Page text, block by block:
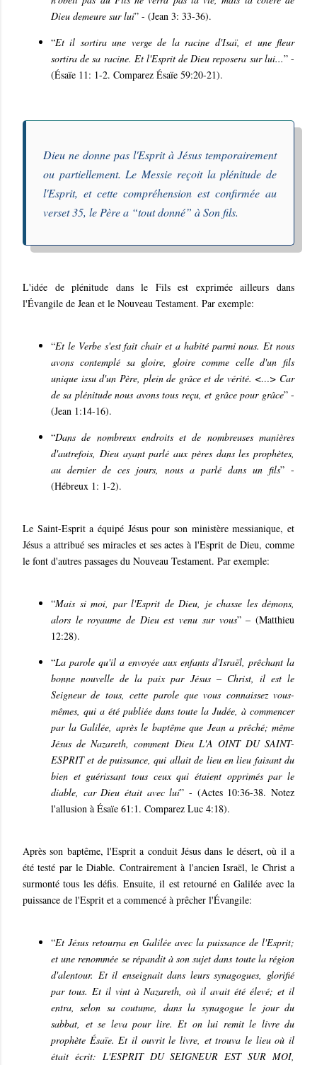
Dieu demeure sur lui” - (Jean 3: 33-36).
“Et il sortira une verge de la racine d'Isaï, et une fleur
sortira de sa racine. Et l'Esprit de Dieu reposera sur lui...” -
(Ésaïe 11: 1-2. Comparez Ésaïe 59:20-21).
Dieu ne donne pas l'Esprit à Jésus temporairement
ou partiellement. Le Messie reçoit la plénitude de
l'Esprit, et cette compréhension est confirmée au
verset 35, le Père a “tout donné” à Son fils.
L'idée de plénitude dans le Fils est exprimée ailleurs dans
l'Évangile de Jean et le Nouveau Testament. Par exemple:
“Et le Verbe s'est fait chair et a habité parmi nous. Et nous
avons contemplé sa gloire, gloire comme celle d'un fils
unique issu d'un Père, plein de grâce et de vérité. <…> Car
de sa plénitude nous avons tous reçu, et grâce pour grâce” -
(Jean 1:14-16).
“Dans de nombreux endroits et de nombreuses manières
d'autrefois, Dieu ayant parlé aux pères dans les prophètes,
au dernier de ces jours, nous a parlé dans un fils” -
(Hébreux 1: 1-2).
Le Saint-Esprit a équipé Jésus pour son ministère messianique, et
Jésus a attribué ses miracles et ses actes à l'Esprit de Dieu, comme
le font d'autres passages du Nouveau Testament. Par exemple:
“Mais si moi, par l'Esprit de Dieu, je chasse les démons,
alors le royaume de Dieu est venu sur vous” – (Matthieu
12:28).
“La parole qu'il a envoyée aux enfants d'Israël, prêchant la
bonne nouvelle de la paix par Jésus – Christ, il est le
Seigneur de tous, cette parole que vous connaissez vous-
mêmes, qui a été publiée dans toute la Judée, à commencer
par la Galilée, après le baptême que Jean a prêché; même
Jésus de Nazareth, comment Dieu L'A OINT DU SAINT-
ESPRIT et de puissance, qui allait de lieu en lieu faisant du
bien et guérissant tous ceux qui étaient opprimés par le
diable, car Dieu était avec lui” - (Actes 10:36-38. Notez
l'allusion à Ésaïe 61:1. Comparez Luc 4:18).
Après son baptême, l'Esprit a conduit Jésus dans le désert, où il a
été testé par le Diable. Contrairement à l'ancien Israël, le Christ a
surmonté tous les défis. Ensuite, il est retourné en Galilée avec la
puissance de l'Esprit et a commencé à prêcher l'Évangile:
“Et Jésus retourna en Galilée avec la puissance de l'Esprit;
et une renommée se répandit à son sujet dans toute la région
d'alentour. Et il enseignait dans leurs synagogues, glorifié
par tous. Et il vint à Nazareth, où il avait été élevé; et il
entra, selon sa coutume, dans la synagogue le jour du
sabbat, et se leva pour lire. Et on lui remit le livre du
prophète Ésaïe. Et il ouvrit le livre, et trouva le lieu où il
était écrit: L'ESPRIT DU SEIGNEUR EST SUR MOI,